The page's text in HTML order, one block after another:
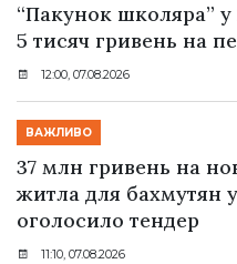
“Пакунок школяра” у
5 тисяч гривень на
12:00, 07.08.2026
ВАЖЛИВО
37 млн гривень на
житла для бахмутян
оголосило тендер
11:10, 07.08.2026